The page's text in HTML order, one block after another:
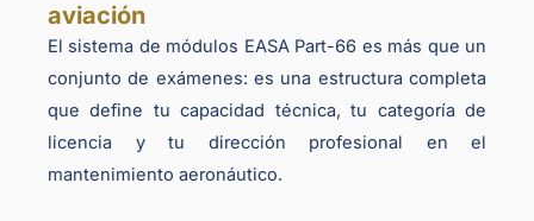
aviación
El sistema de módulos EASA Part-66 es más que un
conjunto de exámenes: es una estructura completa
que define tu capacidad técnica, tu categoría de
licencia y tu dirección profesional en el
mantenimiento aeronáutico.